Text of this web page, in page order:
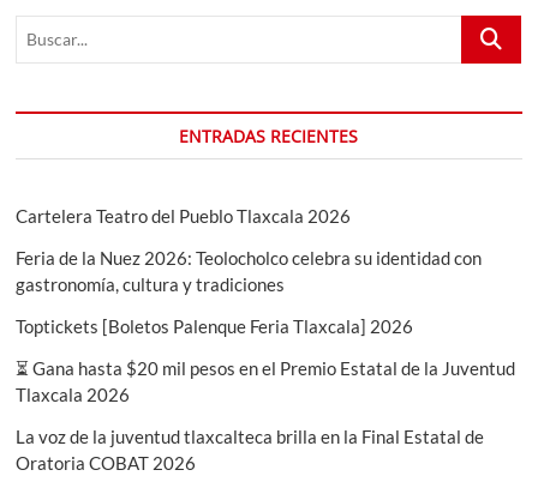
confirmados!
Buscar...
ENTRADAS RECIENTES
Cartelera Teatro del Pueblo Tlaxcala 2026
Feria de la Nuez 2026: Teolocholco celebra su identidad con
gastronomía, cultura y tradiciones
Toptickets [Boletos Palenque Feria Tlaxcala] 2026
⏳ Gana hasta $20 mil pesos en el Premio Estatal de la Juventud
Tlaxcala 2026
La voz de la juventud tlaxcalteca brilla en la Final Estatal de
Oratoria COBAT 2026